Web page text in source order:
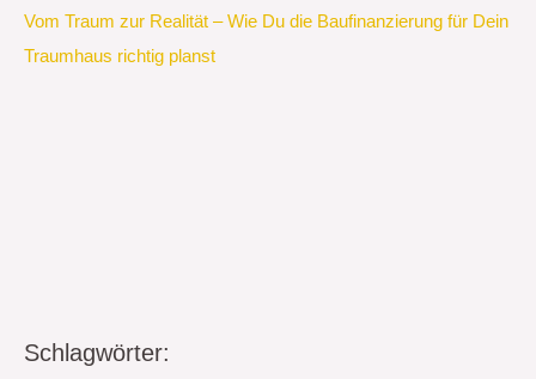
Vom Traum zur Realität – Wie Du die Baufinanzierung für Dein
Traumhaus richtig planst
Schlagwörter: